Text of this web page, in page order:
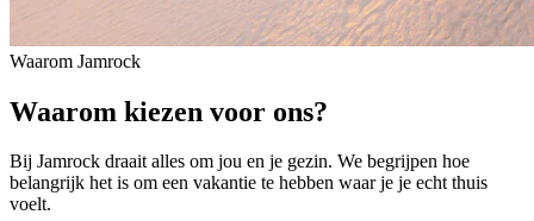
Waarom Jamrock
Waarom kiezen voor ons?
Bij Jamrock draait alles om jou en je gezin. We begrijpen hoe
belangrijk het is om een vakantie te hebben waar je je echt thuis
voelt.